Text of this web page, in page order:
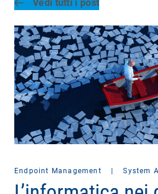
Vedi tutti i post
Endpoint Management | System